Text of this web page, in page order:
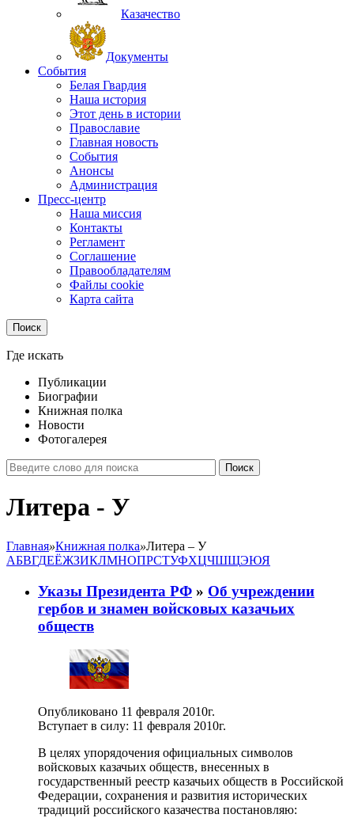
Казачество
Документы
События
Белая Гвардия
Наша история
Этот день в истории
Православие
Главная новость
События
Анонсы
Администрация
Пресс-центр
Наша миссия
Контакты
Регламент
Соглашение
Правообладателям
Файлы cookie
Карта сайта
Поиск
Где искать
Публикации
Биографии
Книжная полка
Новости
Фотогалерея
Поиск
Литера - У
Главная»Книжная полка»Литера – У
АБВГДЕЁЖЗИКЛМНОПPСТУФХЦЧШЩЭЮЯ
Указы Президента РФ » Об учреждении
гербов и знамен войсковых казачьих
обществ
Опубликовано 11 февраля 2010г.
Вступает в силу: 11 февраля 2010г.
В целях упорядочения официальных символов
войсковых казачьих обществ, внесенных в
государственный реестр казачьих обществ в Российской
Федерации, сохранения и развития исторических
традиций российского казачества постановляю: